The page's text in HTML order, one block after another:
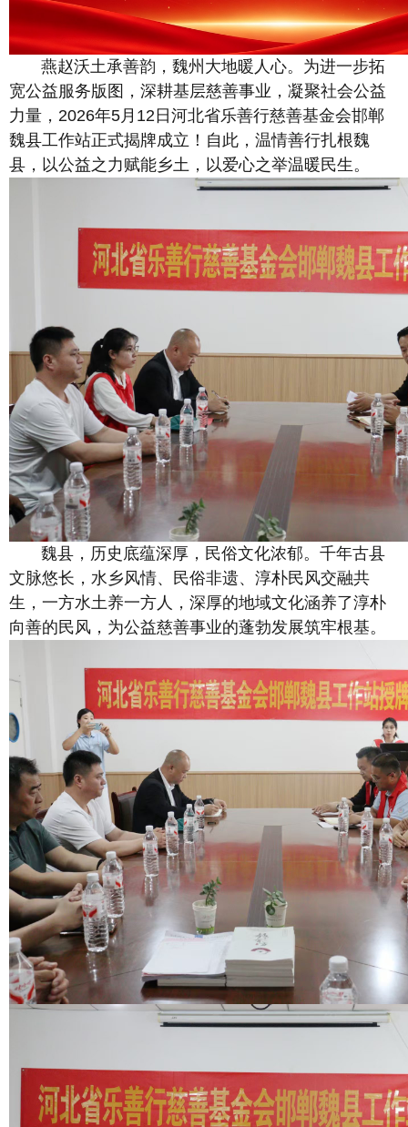
燕赵沃土承善韵，魏州大地暖人心。为进一步拓
宽公益服务版图，深耕基层慈善事业，凝聚社会公益
力量，2026年5月12日河北省乐善行慈善基金会邯郸
魏县工作站正式揭牌成立！自此，温情善行扎根魏
县，以公益之力赋能乡土，以爱心之举温暖民生。
魏县，历史底蕴深厚，民俗文化浓郁。千年古县
文脉悠长，水乡风情、民俗非遗、淳朴民风交融共
生，一方水土养一方人，深厚的地域文化涵养了淳朴
向善的民风，为公益慈善事业的蓬勃发展筑牢根基。